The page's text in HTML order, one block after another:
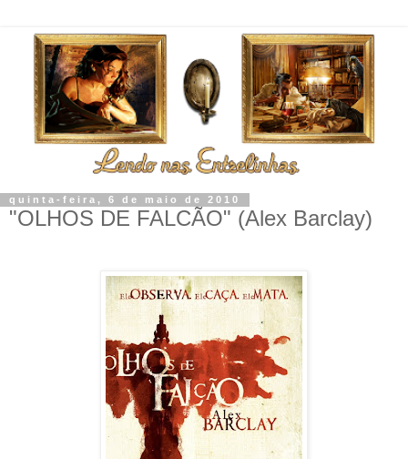
quinta-feira, 6 de maio de 2010
"OLHOS DE FALCÃO" (Alex Barclay)